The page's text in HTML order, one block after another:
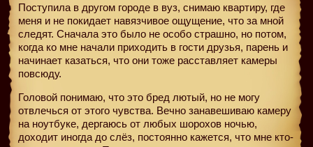
Поступила в другом городе в вуз, снимаю квартиру, где
меня и не покидает навязчивое ощущение, что за мной
следят. Сначала это было не особо страшно, но потом,
когда ко мне начали приходить в гости друзья, парень и
начинает казаться, что они тоже расставляет камеры
повсюду.
Головой понимаю, что это бред лютый, но не могу
отвлечься от этого чувства. Вечно занавешиваю камеру
на ноутбуке, дергаюсь от любых шорохов ночью,
доходит иногда до слёз, постоянно кажется, что мне кто-